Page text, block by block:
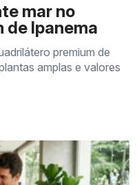
mar no
Ipanema
premium de
amplas e valores